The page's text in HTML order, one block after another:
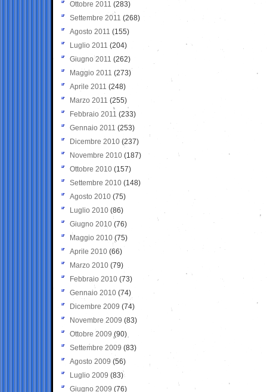
Ottobre 2011 (283)
Settembre 2011 (268)
Agosto 2011 (155)
Luglio 2011 (204)
Giugno 2011 (262)
Maggio 2011 (273)
Aprile 2011 (248)
Marzo 2011 (255)
Febbraio 2011 (233)
Gennaio 2011 (253)
Dicembre 2010 (237)
Novembre 2010 (187)
Ottobre 2010 (157)
Settembre 2010 (148)
Agosto 2010 (75)
Luglio 2010 (86)
Giugno 2010 (76)
Maggio 2010 (75)
Aprile 2010 (66)
Marzo 2010 (79)
Febbraio 2010 (73)
Gennaio 2010 (74)
Dicembre 2009 (74)
Novembre 2009 (83)
Ottobre 2009 (90)
Settembre 2009 (83)
Agosto 2009 (56)
Luglio 2009 (83)
Giugno 2009 (76)